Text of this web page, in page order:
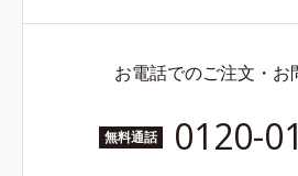
お電話でのご注文・お
無料通話 0120-